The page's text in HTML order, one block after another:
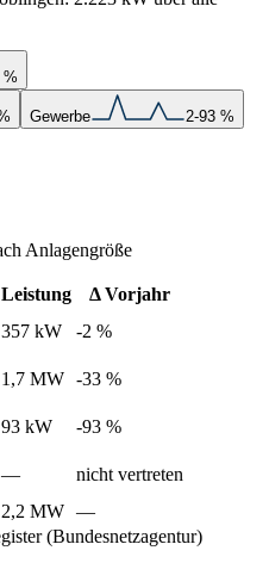
%
Gewerbe 2-93 %
Anlagengröße
Leistung
Δ Vorjahr
357 kW
-2 %
1,7 MW -33 %
93 kW
-93 %
—
nicht vertreten
2,2 MW —
(Bundesnetzagentur)